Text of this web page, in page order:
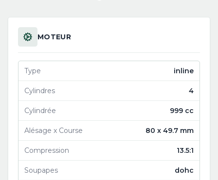
MOTEUR
Type inline
Cylindres 4
Cylindrée 999 cc
Alésage x Course 80 x 49.7 mm
Compression 13.5:1
Soupapes dohc